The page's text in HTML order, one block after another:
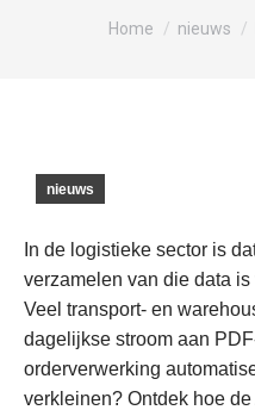
Je bent hier:
Home nieuws
nieuws
In de logistieke sector is
verzamelen van die data
Veel transport- en
dagelijkse stroom aan
orderverwerking
verkleinen? Ontdek hoe